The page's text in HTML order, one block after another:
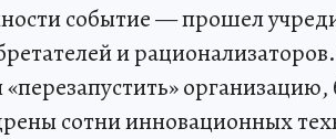
событие — прошел
и
сотни инновационных